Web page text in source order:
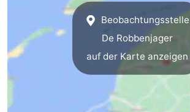
Minigolfplätze
Natur
Beobachtungsstelle
De Robbenjager
auf der Karte anzeigen